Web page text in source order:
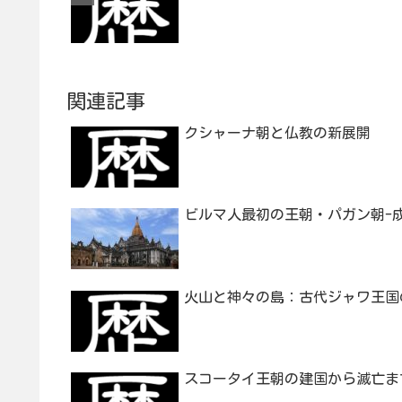
関連記事
クシャーナ朝と仏教の新展開
ビルマ人最初の王朝・パガン朝-
火山と神々の島：古代ジャワ王
スコータイ王朝の建国から滅亡